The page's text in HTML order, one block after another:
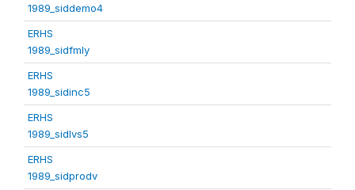
1989_siddemo4
ERHS
1989_sidfmly
ERHS
1989_sidinc5
ERHS
1989_sidlvs5
ERHS
1989_sidprodv